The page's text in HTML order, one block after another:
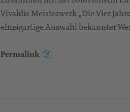
Vivaldis Meisterwerk „Die Vier
einzigartige Auswahl bekannter
Permalink